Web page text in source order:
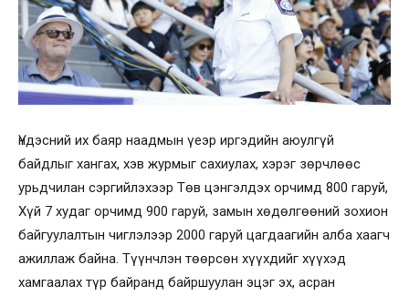
Үндэсний их баяр наадмын үеэр иргэдийн аюулгүй
байдлыг хангах, хэв журмыг сахиулах, хэрэг зөрчлөөс
урьдчилан сэргийлэхээр Төв цэнгэлдэх орчимд 800 гаруй,
Хүй 7 худаг орчимд 900 гаруй, замын хөдөлгөөний зохион
байгуулалтын чиглэлээр 2000 гаруй цагдаагийн алба хаагч
ажиллаж байна. Түүнчлэн төөрсөн хүүхдийг хүүхэд
хамгаалах түр байранд байршуулан эцэг эх, асран